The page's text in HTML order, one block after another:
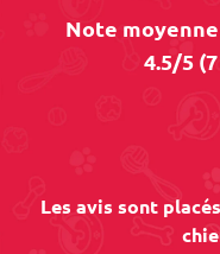
Note
4.5/5
Les avis sont